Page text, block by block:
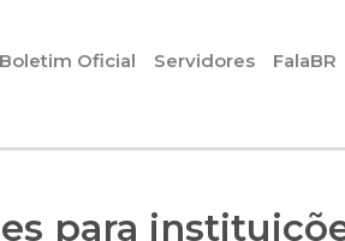
Boletim Oficial Servidores FalaBR
para